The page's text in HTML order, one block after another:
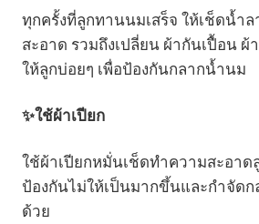
ทุกครั้งที่ลูกทานนมเสร็จ ให้เช็ดน้ำ
สะอาด รวมถึงเปลี่ยน ผ้ากันเปื้อน ผ้
ให้ลูกบ่อยๆ เพื่อป้องกันกลากน้ำนม
✨ใช้ผ้าเปียก
ใช้ผ้าเปียกหมั่นเช็ดทำความสะอาด
ป้องกันไม่ให้เป็นมากขึ้นและกำจัด
ด้วย